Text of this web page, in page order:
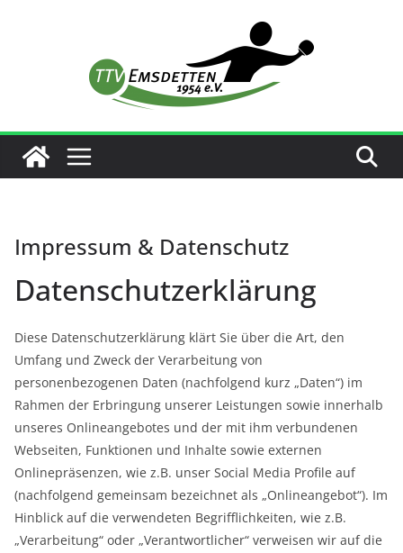
Impressum & Datenschutz
Datenschutzerklärung
Diese Datenschutzerklärung klärt Sie über die Art, den
Umfang und Zweck der Verarbeitung von
personenbezogenen Daten (nachfolgend kurz „Daten“) im
Rahmen der Erbringung unserer Leistungen sowie innerhalb
unseres Onlineangebotes und der mit ihm verbundenen
Webseiten, Funktionen und Inhalte sowie externen
Onlinepräsenzen, wie z.B. unser Social Media Profile auf
(nachfolgend gemeinsam bezeichnet als „Onlineangebot“). Im
Hinblick auf die verwendeten Begrifflichkeiten, wie z.B.
„Verarbeitung“ oder „Verantwortlicher“ verweisen wir auf die